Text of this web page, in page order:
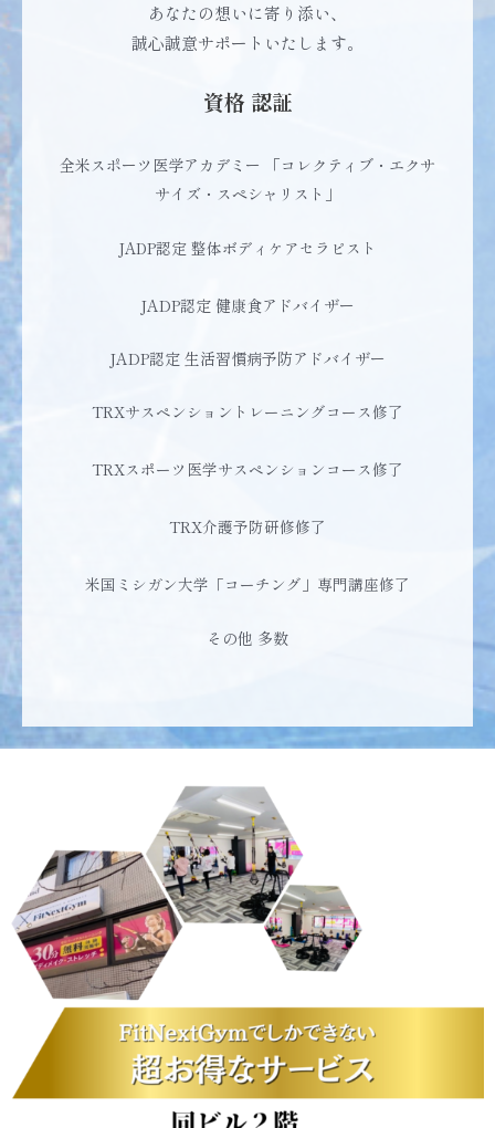
あなたの想いに寄り添い、
誠心誠意サポートいたします。
資格 認証
全米スポーツ医学アカデミー 「コレクティブ・エクサ
サイズ・スペシャリスト」
JADP認定 整体ボディケアセラピスト
JADP認定 健康食アドバイザー
JADP認定 生活習慣病予防アドバイザー
TRXサスペンショントレーニングコース修了
TRXスポーツ医学サスペンションコース修了
TRX介護予防研修修了
米国ミシガン大学「コーチング」専門講座修了
その他 多数